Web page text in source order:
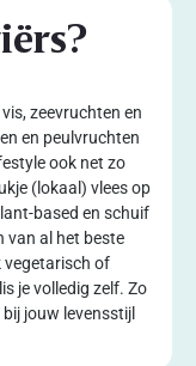
zeevruchten en
en peulvruchten
ook net zo
(lokaal) vlees op
based en schuif
van al het beste
vegetarisch of
je volledig zelf. Zo
jouw levensstijl